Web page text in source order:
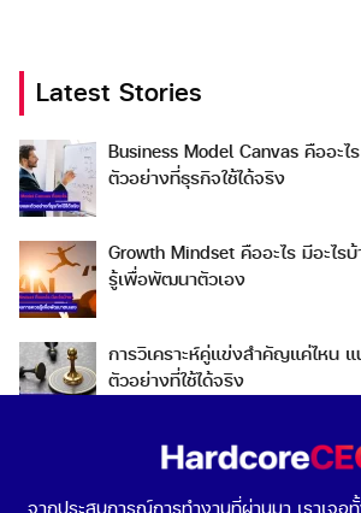
Search
for:
Search
Latest Stories
Business Model Canvas คืออะไ
ตัวอย่างที่ธุรกิจใช้ได้จริง
Growth Mindset คืออะไร มีอะไร
รู้เพื่อพัฒนาตัวเอง
การวิเคราะห์คู่แข่งสำคัญแค่ไหน
ตัวอย่างที่ใช้ได้จริง
Go To Market คืออะไร เลือกกลยุ